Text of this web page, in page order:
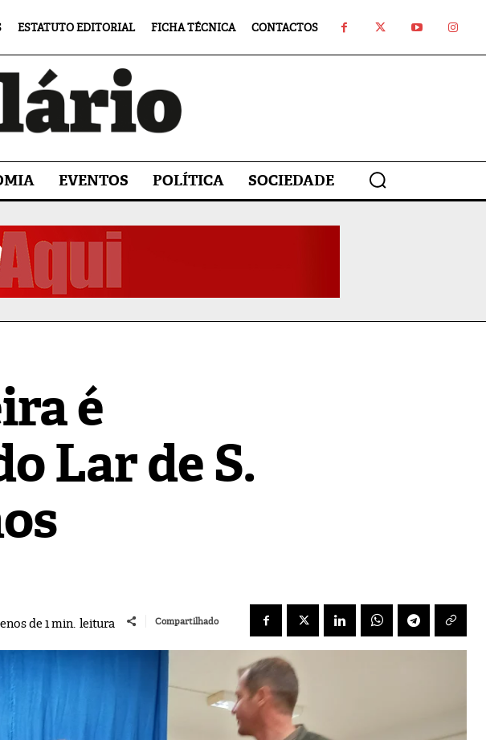
ESTATUTO EDITORIAL FICHA TÉCNICA CONTACTOS
EVENTOS POLÍTICA SOCIEDADE
é
Lar de S.
de 1min. leitura Compartilhado